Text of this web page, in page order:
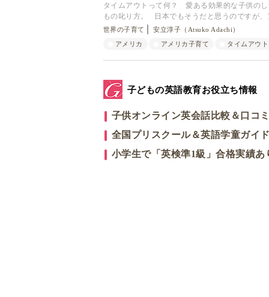
タイムアウトって何？ 愛ある効果的な子供の
もの叱り方。 日本でもそうだと思うのですが
世界の子育て
安立淳子（Atsuko Adachi）
アメリカ
アメリカ子育て タイムアウト
子どもの英語教育お役立ち情報
子供オンライン英会話比較＆口コ
全国プリスクール＆英語学童ガイ
小学生で「英検準1級」合格実績